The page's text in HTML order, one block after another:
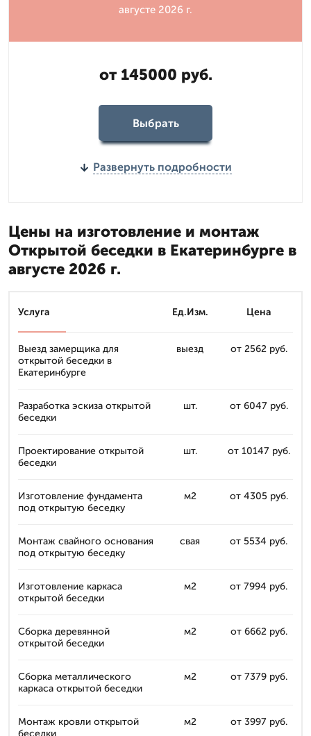
августе 2026 г.
от 145000 руб.
Выбрать
Развернуть подробности
Цены на изготовление и монтаж
Открытой беседки в Екатеринбурге в
августе 2026 г.
Услуга Ед.Изм. Цена
Выезд замерщика для
открытой беседки в
Екатеринбурге
выезд от 2562 руб.
Разработка эскиза открытой
беседки
шт. от 6047 руб.
Проектирование открытой
беседки
шт. от 10147 руб.
Изготовление фундамента
под открытую беседку
м2 от 4305 руб.
Монтаж свайного основания
под открытую беседку
свая от 5534 руб.
Изготовление каркаса
открытой беседки
м2 от 7994 руб.
Сборка деревянной
открытой беседки
м2 от 6662 руб.
Сборка металлического
каркаса открытой беседки
м2 от 7379 руб.
Монтаж кровли открытой
беседки
м2 от 3997 руб.